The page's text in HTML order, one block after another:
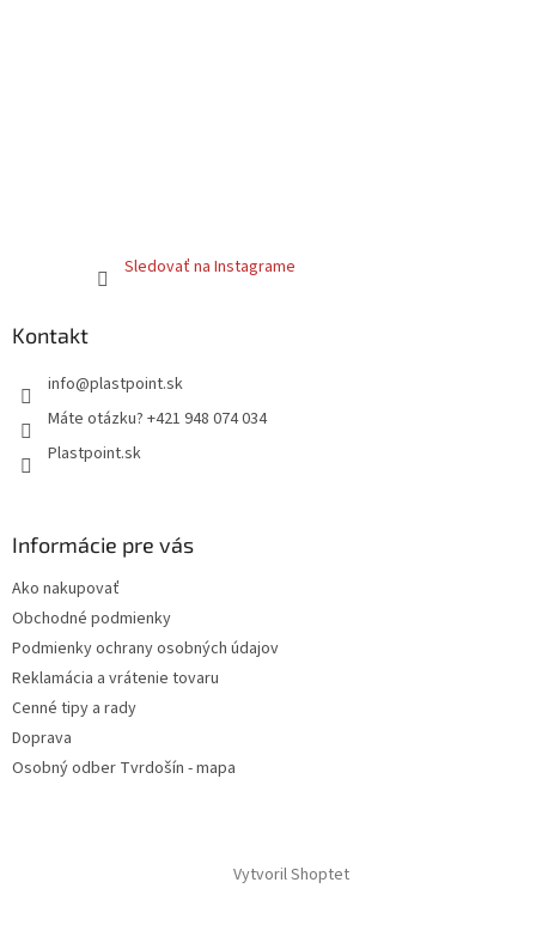
Sledovať na Instagrame
Kontakt
info@plastpoint.sk
Máte otázku? +421 948 074 034
Plastpoint.sk
Informácie pre vás
Ako nakupovať
Obchodné podmienky
Podmienky ochrany osobných údajov
Reklamácia a vrátenie tovaru
Cenné tipy a rady
Doprava
Osobný odber Tvrdošín - mapa
Vytvoril Shoptet